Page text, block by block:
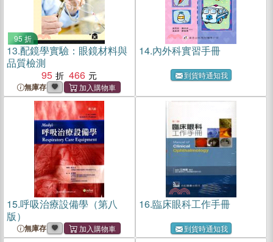
95 折
13.配鏡學實驗：眼鏡材料與
品質檢測
95
466
無庫存
14.內外科實習手冊
到貨時通知我
15.呼吸治療設備學（第八
版）
無庫存
16.臨床眼科工作手冊
到貨時通知我